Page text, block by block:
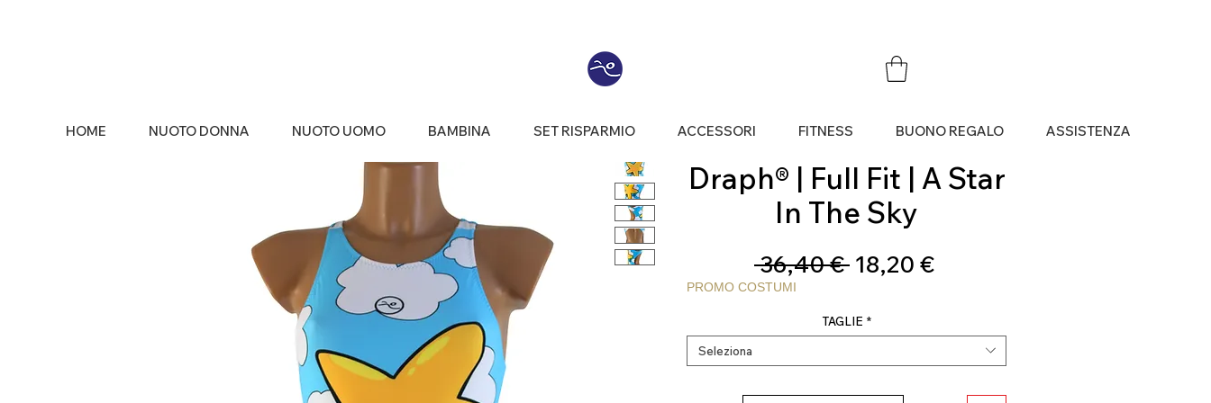
HOME NUOTO DONNA NUOTO UOMO BAMBINA SET RISPARMIO ACCESSORI FITNESS BUONO REGALO ASSISTENZA
Draph® | Full Fit | A Star
In The Sky
36,40 € Prezzo
18,20 €Prezzo
PROMO COSTUMI
TAGLIE *
Seleziona